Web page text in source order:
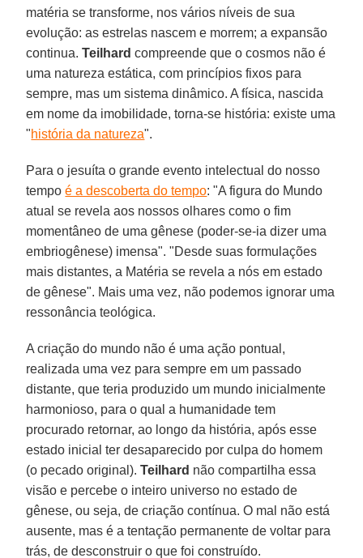
matéria se transforme, nos vários níveis de sua
evolução: as estrelas nascem e morrem; a expansão
continua.Teilhard compreende que o cosmos não é
uma natureza estática, com princípios fixos para
sempre, mas um sistema dinâmico. A física, nascida
em nome da imobilidade, torna-se história: existe uma
"história da natureza".
Para o jesuíta o grande evento intelectual do nosso
tempoé a descoberta do tempo: "A figura do Mundo
atual se revela aos nossos olhares como o fim
momentâneo de uma gênese (poder-se-ia dizer uma
embriogênese) imensa". "Desde suas formulações
mais distantes, a Matéria se revela a nós em estado
de gênese". Mais uma vez, não podemos ignorar uma
ressonância teológica.
A criação do mundo não é uma ação pontual,
realizada uma vez para sempre em um passado
distante, que teria produzido um mundo inicialmente
harmonioso, para o qual a humanidade tem
procurado retornar, ao longo da história, após esse
estado inicial ter desaparecido por culpa do homem
(o pecado original).Teilhard não compartilha essa
visão e percebe o inteiro universo no estado de
gênese, ou seja, de criação contínua. O mal não está
ausente, mas é a tentação permanente de voltar para
trás, de desconstruir o que foi construído.